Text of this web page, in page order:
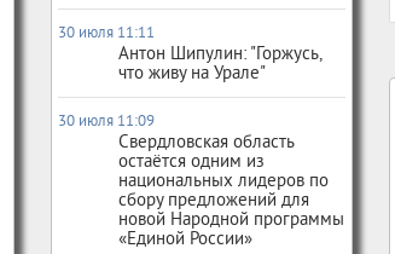
30 июля 11:11
Антон Шипулин: "Горжусь,
что живу на Урале"
30 июля 11:09
Свердловская область
остаётся одним из
национальных лидеров по
сбору предложений для
новой Народной программы
«Единой России»